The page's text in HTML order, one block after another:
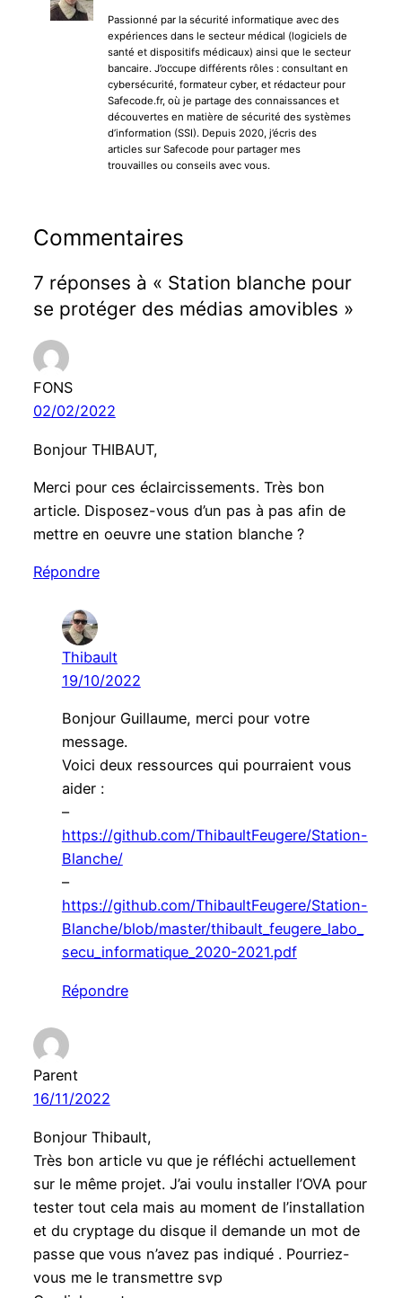
Passionné par la sécurité informatique avec des
expériences dans le secteur médical (logiciels de
santé et dispositifs médicaux) ainsi que le secteur
bancaire. J’occupe différents rôles : consultant en
cybersécurité, formateur cyber, et rédacteur pour
Safecode.fr, où je partage des connaissances et
découvertes en matière de sécurité des systèmes
d’information (SSI). Depuis 2020, j’écris des
articles sur Safecode pour partager mes
trouvailles ou conseils avec vous.
Commentaires
7 réponses à « Station blanche pour
se protéger des médias amovibles »
FONS
02/02/2022
Bonjour THIBAUT,
Merci pour ces éclaircissements. Très bon
article. Disposez-vous d’un pas à pas afin de
mettre en oeuvre une station blanche ?
Répondre
Thibault
19/10/2022
Bonjour Guillaume, merci pour votre
message.
Voici deux ressources qui pourraient vous
aider :
–
https://github.com/ThibaultFeugere/Station-
Blanche/
–
https://github.com/ThibaultFeugere/Station-
Blanche/blob/master/thibault_feugere_labo_
secu_informatique_2020-2021.pdf
Répondre
Parent
16/11/2022
Bonjour Thibault,
Très bon article vu que je réfléchi actuellement
sur le même projet. J’ai voulu installer l’OVA pour
tester tout cela mais au moment de l’installation
et du cryptage du disque il demande un mot de
passe que vous n’avez pas indiqué . Pourriez-
vous me le transmettre svp